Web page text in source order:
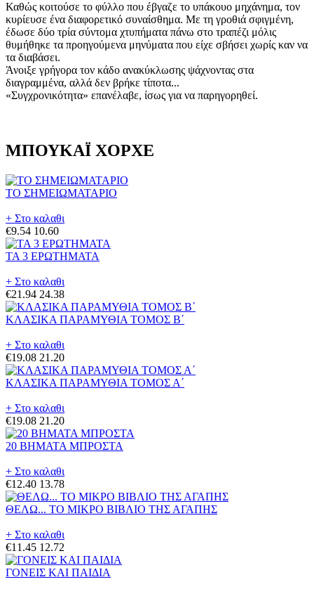
Καθώς κοιτούσε το φύλλο που έβγαζε το υπάκουο μηχάνημα, τον
κυρίευσε ένα διαφορετικό συναίσθημα. Με τη γροθιά σφιγμένη,
έδωσε δύο τρία σύντομα χτυπήματα πάνω στο τραπέζι μόλις
θυμήθηκε τα προηγούμενα μηνύματα που είχε σβήσει χωρίς καν να
τα διαβάσει.
Άνοιξε γρήγορα τον κάδο ανακύκλωσης ψάχνοντας στα
διαγραμμένα, αλλά δεν βρήκε τίποτα...
«Συγχρονικότητα» επανέλαβε, ίσως για να παρηγορηθεί.
ΜΠΟΥΚΑΪ ΧΟΡΧΕ
ΤΟ ΣΗΜΕΙΩΜΑΤΑΡΙΟ
+ Στο καλαθι
€9.54 10.60
ΤΑ 3 ΕΡΩΤΗΜΑΤΑ
+ Στο καλαθι
€21.94 24.38
ΚΛΑΣΙΚΑ ΠΑΡΑΜΥΘΙΑ ΤΟΜΟΣ Β΄
+ Στο καλαθι
€19.08 21.20
ΚΛΑΣΙΚΑ ΠΑΡΑΜΥΘΙΑ ΤΟΜΟΣ Α΄
+ Στο καλαθι
€19.08 21.20
20 ΒΗΜΑΤΑ ΜΠΡΟΣΤΑ
+ Στο καλαθι
€12.40 13.78
ΘΕΛΩ... ΤΟ ΜΙΚΡΟ ΒΙΒΛΙΟ ΤΗΣ ΑΓΑΠΗΣ
+ Στο καλαθι
€11.45 12.72
ΓΟΝΕΙΣ ΚΑΙ ΠΑΙΔΙΑ